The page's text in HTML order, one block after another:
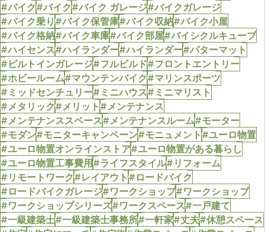
#バイク#バイク#バイク ガレージ#バイクガレージ
#バイク乗り#バイク保管庫#バイク収納#バイク小屋
#バイク格納#バイク車庫#バイク部屋#バイシクルキューブ
#ハイセンス#ハイランダー#ハイランダー#パターマット
#ビルトインガレージ#フルビルド#フロントエントリー
#ホビールーム#マウンテンバイク#マリンスポーツ
#ミッドセンチュリー#ミニハウス#ミニマリスト
#メタリック#メリット#メンテナンス
#メンテナンススペース#メンテナンスルーム#モーター
#モダン#モニターキャンペーン#モニュメント#ユーロ物置
#ユーロ物置オンラインストア#ユーロ物置がある暮らし
#ユーロ物置工事費用#ライフスタイル#リフォーム
#リモートワーク#レイアウト#ロードバイク
#ロードバイクガレージ#ワークショップ#ワークショップ
#ワークショップシリーズ#ワークスペース#一戸建て
#一級建築士#一級建築士事務所#一軒家#丈夫#休憩スペース